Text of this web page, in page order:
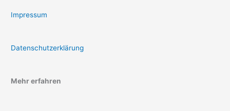
Impressum
Datenschutzerklärung
Mehr erfahren